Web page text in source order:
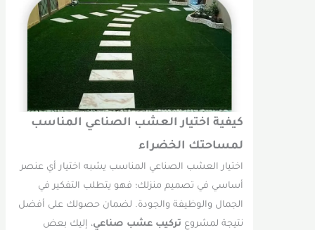
كيفية اختيار العشب الصناعي المناسب
لمساحتك الخضراء
اختيار العشب الصناعي المناسب يشبه اختيار أي عنصر
أساسي في تصميم منزلك؛ فهو يتطلب التفكير في
الجمال والوظيفة والجودة. لضمان حصولك على أفضل
نتيجة لمشروعتركيب عشب صناعي، إليك بعض